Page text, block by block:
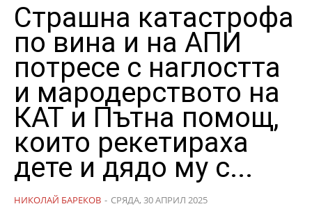
Страшна катастрофа
по вина и на АПИ
потресе с наглостта
и мародерството на
КАТ и Пътна помощ,
които рекетираха
дете и дядо му с...
НИКОЛАЙ БАРЕКОВ - СРЯДА, 30 АПРИЛ 2025